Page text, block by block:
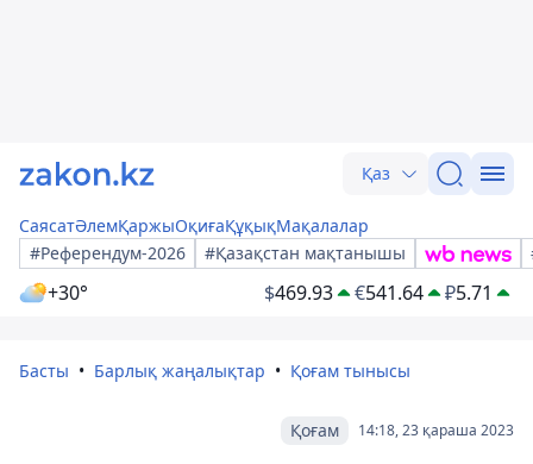
Қаз
СаясатӘлемҚаржыОқиғаҚұқықМақалалар
#Референдум-2026
#Қазақстан мақтанышы
+30° $469.93 €541.64 ₽5.71
Басты Барлық жаңалықтар Қоғам тынысы
14:18, 23 қараша 2023
Қоғам